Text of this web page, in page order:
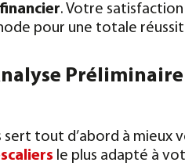
financier. Votre
pour une totale
Préliminaire
tout d’abord à mieux
le plus adapté à